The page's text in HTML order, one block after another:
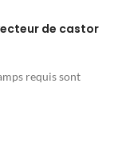
de castor
requis sont